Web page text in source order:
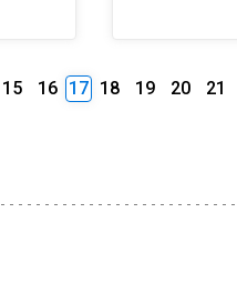
15 16 17 18 19 20 21